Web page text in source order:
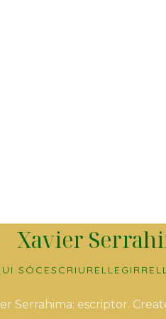
Xavier
SÓC ESCRIURE LLEGIR
Serrahima: escriptor.